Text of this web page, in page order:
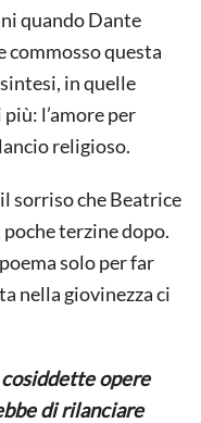
quando Dante
commosso questa
in quelle
l’amore per
religioso.
sorriso che Beatrice
terzine dopo.
solo per far
nella giovinezza ci
opere
di rilanciare